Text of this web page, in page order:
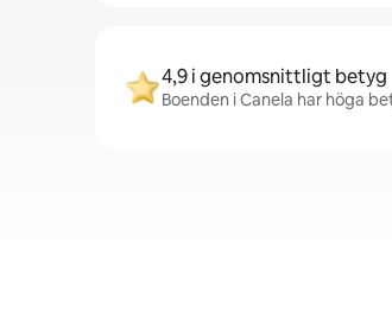
4,9 i genomsnittligt betyg
Boenden i Canela har höga